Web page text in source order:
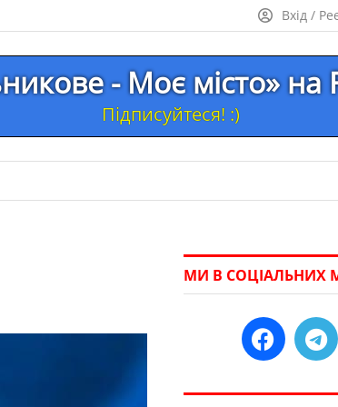
Вхід /
- Моє місто» на
Підписуйтеся! :)
МИ В СОЦІАЛЬНИХ